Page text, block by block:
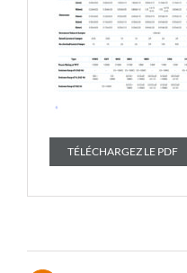
TÉLÉCHARGEZ LE PDF